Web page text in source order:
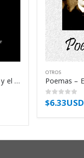
Un click: Jeff Bezos y el auge de amazon.com – Richard L. Brandt
OTROS
0out of 5
$6.33USD